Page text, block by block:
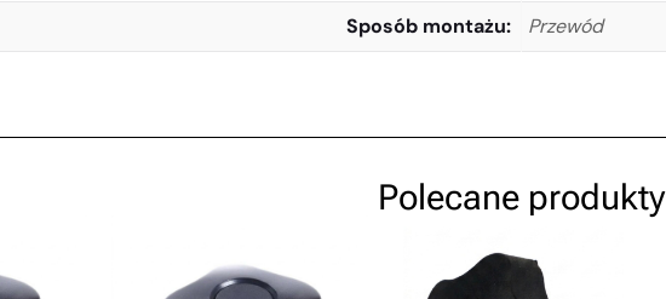
Sposób montażu
Przewód
Polecane produkty